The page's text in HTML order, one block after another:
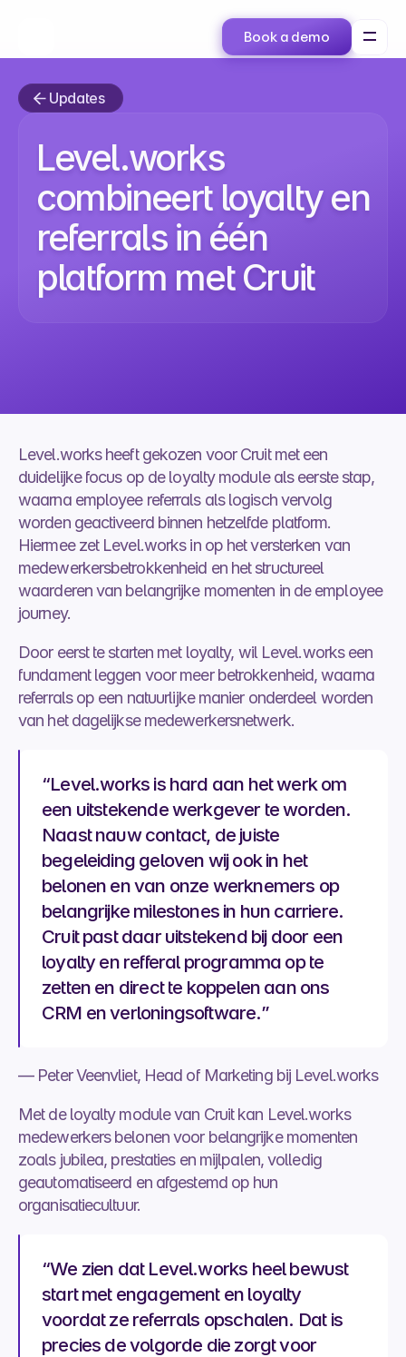
Book a demo
Updates
Level.works
combineert loyalty en
referrals in één
platform met Cruit
Level.works heeft gekozen voor Cruit met een
duidelijke focus op de loyalty module als eerste stap,
waarna employee referrals als logisch vervolg
worden geactiveerd binnen hetzelfde platform.
Hiermee zet Level.works in op het versterken van
medewerkersbetrokkenheid en het structureel
waarderen van belangrijke momenten in de employee
journey.
Door eerst te starten met loyalty, wil Level.works een
fundament leggen voor meer betrokkenheid, waarna
referrals op een natuurlijke manier onderdeel worden
van het dagelijkse medewerkersnetwerk.
“Level.works is hard aan het werk om
een uitstekende werkgever te worden.
Naast nauw contact, de juiste
begeleiding geloven wij ook in het
belonen en van onze werknemers op
belangrijke milestones in hun carriere.
Cruit past daar uitstekend bij door een
loyalty en refferal programma op te
zetten en direct te koppelen aan ons
CRM en verloningsoftware.”
— Peter Veenvliet, Head of Marketing bij Level.works
Met de loyalty module van Cruit kan Level.works
medewerkers belonen voor belangrijke momenten
zoals jubilea, prestaties en mijlpalen, volledig
geautomatiseerd en afgestemd op hun
organisatiecultuur.
“We zien dat Level.works heel bewust
start met engagement en loyalty
voordat ze referrals opschalen. Dat is
precies de volgorde die zorgt voor